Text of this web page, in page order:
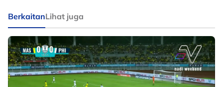
BerkaitanLihat juga